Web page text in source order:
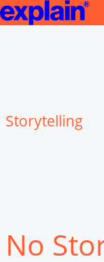
Storytelling-Agentur
Storytelling
No